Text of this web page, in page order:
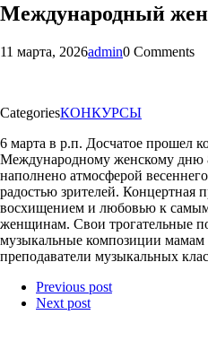
Международный
11 марта, 2026admin0 Comments
CategoriesКОНКУРСЫ
6 марта в р.п. Досчатое прошел
Международному женскому дню
наполнено атмосферой
радостью зрителей. Концертная
восхищением и любовью к
женщинам. Свои трогательные
музыкальные композиции мамам
преподаватели музыкальных
Previous post
Next post